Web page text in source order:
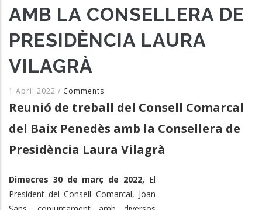
AMB LA CONSELLERA DE
PRESIDÈNCIA LAURA
VILAGRÀ
1 April 2022 / Comments
Reunió de treball del Consell Comarcal
del Baix Penedès amb la Consellera de
Presidència Laura Vilagrà
Dimecres 30 de març de 2022, El
President del Consell Comarcal, Joan